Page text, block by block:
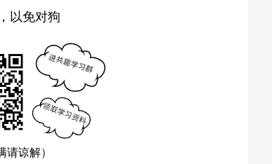
以免对狗
谅解）